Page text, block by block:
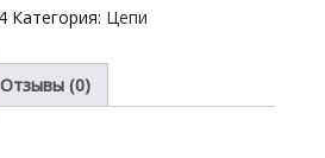
Категория: Цепи
Отзывы (0)